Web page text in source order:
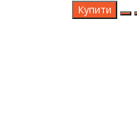
Купити